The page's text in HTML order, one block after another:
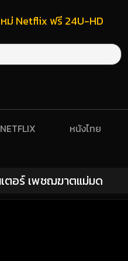
ม่ Netflix ฟรี 24U-HD
NETFLIX หนังไทย
ตอร์ เพชฌฆาตแม่มด